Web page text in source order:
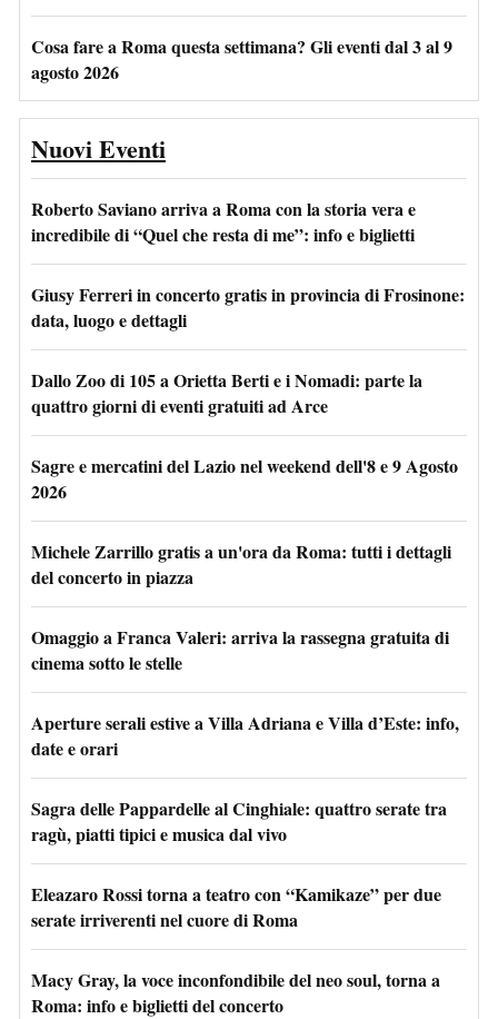
Cosa fare a Roma questa settimana? Gli eventi dal 3 al 9
agosto 2026
Nuovi Eventi
Roberto Saviano arriva a Roma con la storia vera e
incredibile di “Quel che resta di me”: info e biglietti
Giusy Ferreri in concerto gratis in provincia di Frosinone:
data, luogo e dettagli
Dallo Zoo di 105 a Orietta Berti e i Nomadi: parte la
quattro giorni di eventi gratuiti ad Arce
Sagre e mercatini del Lazio nel weekend dell'8 e 9 Agosto
2026
Michele Zarrillo gratis a un'ora da Roma: tutti i dettagli
del concerto in piazza
Omaggio a Franca Valeri: arriva la rassegna gratuita di
cinema sotto le stelle
Aperture serali estive a Villa Adriana e Villa d’Este: info,
date e orari
Sagra delle Pappardelle al Cinghiale: quattro serate tra
ragù, piatti tipici e musica dal vivo
Eleazaro Rossi torna a teatro con “Kamikaze” per due
serate irriverenti nel cuore di Roma
Macy Gray, la voce inconfondibile del neo soul, torna a
Roma: info e biglietti del concerto